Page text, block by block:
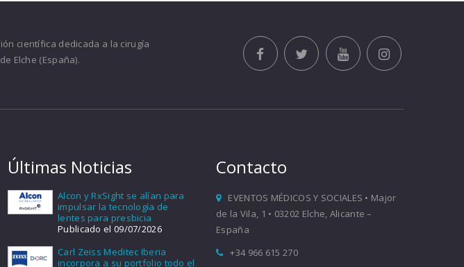
científica dedicada a la cirugía
Elche (España).
Últimas Noticias
Alcon y RxSight se alían para
impulsar la tecnología de
lentes para presbicia
Publicado el 09/07/2026
Carl Zeiss Meditec Iberia
incorpora a su portfolio todo el
Contacto
EVENTOS MÉDICOS Y SOCIALES • Major
de la Vila, 1 • 03202 Elche, Alicante –
España
+34 966 615 270